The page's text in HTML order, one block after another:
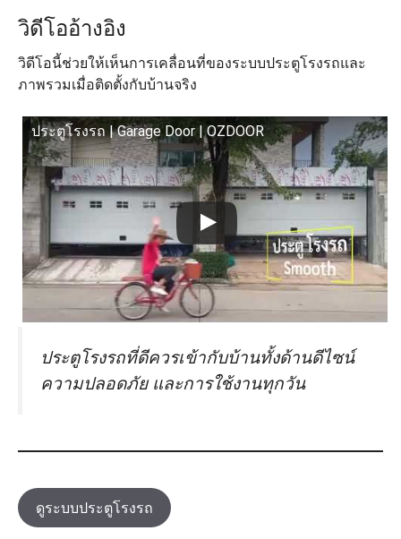
วิดีโออ้างอิง
วิดีโอนี้ช่วยให้เห็นการเคลื่อนที่ของระบบประตูโรงรถและ
ภาพรวมเมื่อติดตั้งกับบ้านจริง
ประตูโรงรถ | Garage Door | OZDOOR
ประตูโรงรถที่ดีควรเข้ากับบ้านทั้งด้านดีไซน์
ความปลอดภัย และการใช้งานทุกวัน
ดูระบบประตูโรงรถ